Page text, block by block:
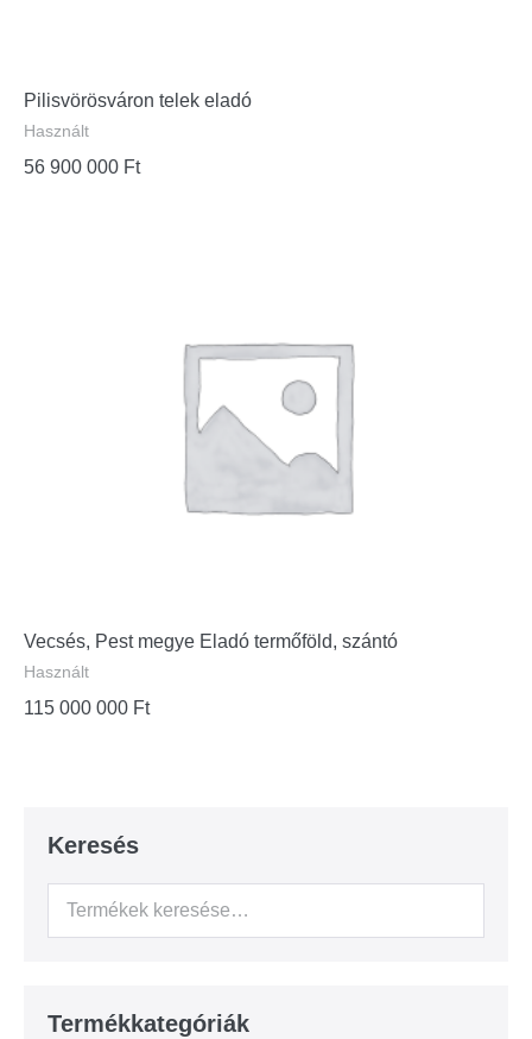
Pilisvörösváron telek eladó
Használt
56 900 000 Ft
Vecsés, Pest megye Eladó termőföld, szántó
Használt
115 000 000 Ft
Keresés
Termékkategóriák